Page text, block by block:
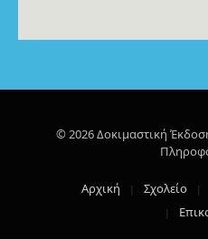
© 2026 Δοκιμαστική
Αρχική Σχολείο